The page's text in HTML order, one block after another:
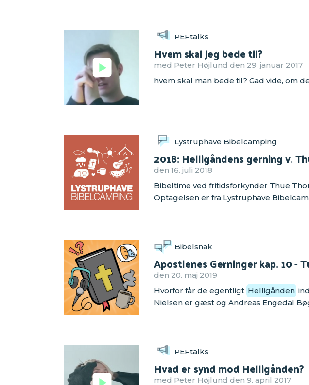
PEPtalks
Hvem skal jeg bede til?
med Peter Højlund den 29. januar 2017
hvem skal man bede til? Gad vide, om
Lystruphave Bibelcamping
2018: Helligåndens gerning v.
den 16. juli 2018
Bibeltime ved fritidsforkynder Thue
Optagelsen er fra Lystruphave
Bibelsnak
Apostlenes Gerninger kap. 10 -
den 20. maj 2019
Hvorfor får de egentligt Helligånden
Nielsen er gæst og Andreas Engedal
PEPtalks
Hvad er synd mod Helligånden?
med Peter Højlund den 9. april 2017